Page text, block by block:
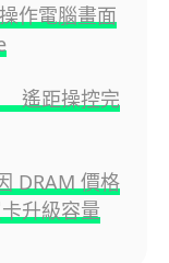
作電腦畫面
遙距操控完
DRAM 價格
升級容量